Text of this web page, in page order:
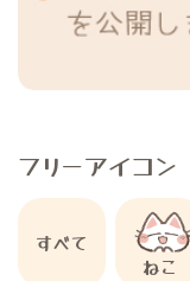
フリーアイコ
すべて
ねこ